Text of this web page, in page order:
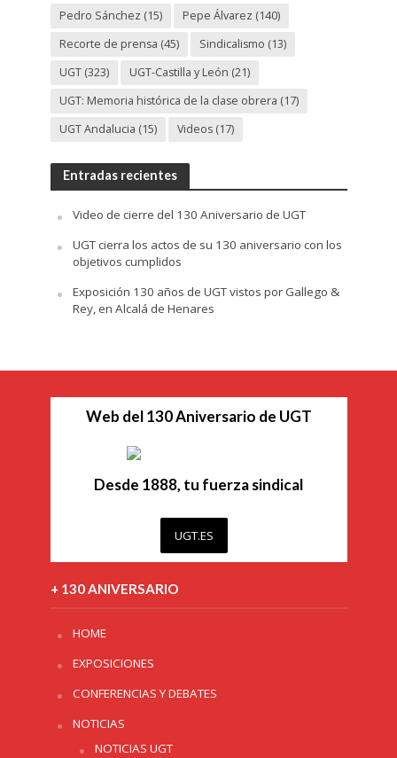
Pedro Sánchez (15) Pepe Álvarez (140)
Recorte de prensa (45) Sindicalismo (13)
UGT(323) UGT-Castilla y León (21)
UGT: Memoria histórica de la clase obrera (17)
UGT Andalucia (15) Videos(17)
Entradas recientes
Video de cierre del 130 Aniversario de UGT
UGT cierra los actos de su 130 aniversario con los
objetivos cumplidos
Exposición 130 años de UGT vistos por Gallego &
Rey, en Alcalá de Henares
Web del 130 Aniversario de UGT
Desde 1888, tu fuerza sindical
UGT.ES
+ 130 ANIVERSARIO
HOME
EXPOSICIONES
CONFERENCIAS Y DEBATES
NOTICIAS
NOTICIAS UGT